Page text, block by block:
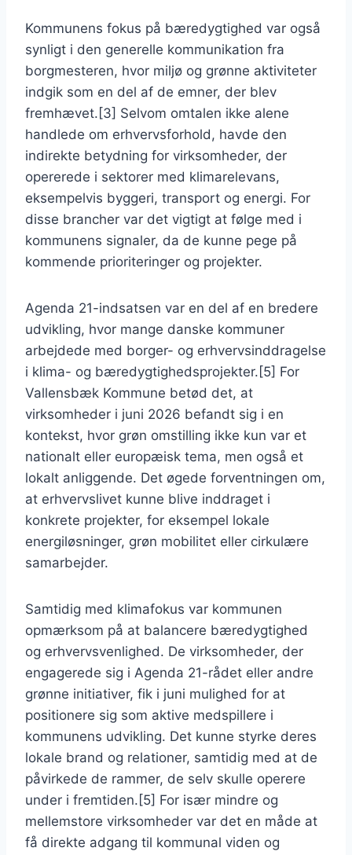
Kommunens fokus på bæredygtighed var også
synligt i den generelle kommunikation fra
borgmesteren, hvor miljø og grønne aktiviteter
indgik som en del af de emner, der blev
fremhævet.[3] Selvom omtalen ikke alene
handlede om erhvervsforhold, havde den
indirekte betydning for virksomheder, der
opererede i sektorer med klimarelevans,
eksempelvis byggeri, transport og energi. For
disse brancher var det vigtigt at følge med i
kommunens signaler, da de kunne pege på
kommende prioriteringer og projekter.
Agenda 21-indsatsen var en del af en bredere
udvikling, hvor mange danske kommuner
arbejdede med borger- og erhvervsinddragelse
i klima- og bæredygtighedsprojekter.[5] For
Vallensbæk Kommune betød det, at
virksomheder i juni 2026 befandt sig i en
kontekst, hvor grøn omstilling ikke kun var et
nationalt eller europæisk tema, men også et
lokalt anliggende. Det øgede forventningen om,
at erhvervslivet kunne blive inddraget i
konkrete projekter, for eksempel lokale
energiløsninger, grøn mobilitet eller cirkulære
samarbejder.
Samtidig med klimafokus var kommunen
opmærksom på at balancere bæredygtighed
og erhvervsvenlighed. De virksomheder, der
engagerede sig i Agenda 21-rådet eller andre
grønne initiativer, fik i juni mulighed for at
positionere sig som aktive medspillere i
kommunens udvikling. Det kunne styrke deres
lokale brand og relationer, samtidig med at de
påvirkede de rammer, de selv skulle operere
under i fremtiden.[5] For især mindre og
mellemstore virksomheder var det en måde at
få direkte adgang til kommunal viden og